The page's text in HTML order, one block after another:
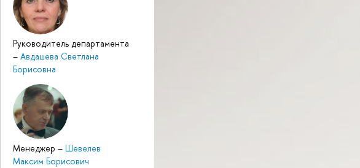
Руководитель департамента
– Авдашева Светлана
Борисовна
Менеджер – Шевелев
Максим Борисович